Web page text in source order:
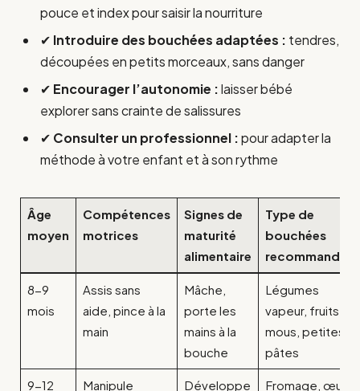
pouce et index pour saisir la nourriture
✔ Introduire des bouchées adaptées : tendres,
découpées en petits morceaux, sans danger
✔ Encourager l’autonomie :laisser bébé
explorer sans crainte de salissures
✔ Consulter un professionnel :pour adapter la
méthode à votre enfant et à son rythme
Âge
moyen
Compétences
motrices
Signes de
maturité
alimentaire
Type de
bouchées
recommandées
8-9
mois
Assis sans
aide, pince à la
main
Mâche,
porte les
mains à la
bouche
Légumes
vapeur, fruits
mous, petites
pâtes
9-12
Manipule
Développe
Fromage, œufs